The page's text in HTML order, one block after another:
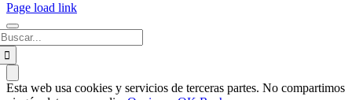
Page load link
Esta web usa cookies y servicios de terceras partes. No compartimos